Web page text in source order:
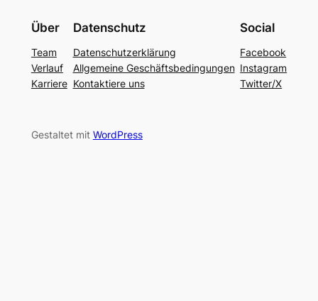
Über
Team
Verlauf
Karriere
Datenschutz
Datenschutzerklärung
Allgemeine Geschäftsbedingungen
Kontaktiere uns
Social
Facebook
Instagram
Twitter/X
Gestaltet mit WordPress